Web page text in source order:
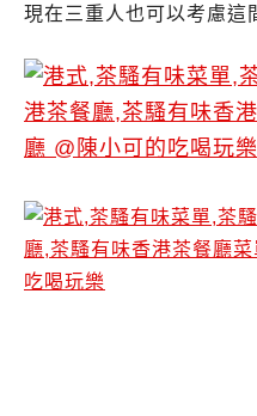
現在三重人也可以考慮這